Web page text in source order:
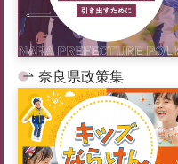
奈良県政策集